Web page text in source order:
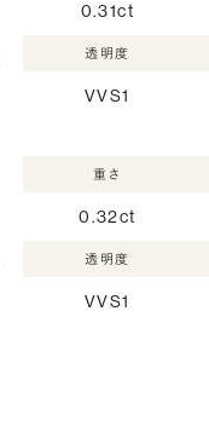
0.31ct
透明度
VVS1
重さ
0.32ct
透明度
VVS1